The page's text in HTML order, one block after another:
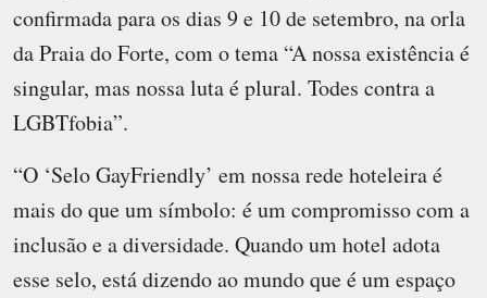
confirmada para os dias 9 e 10 de setembro, na orla
da Praia do Forte, com o tema “A nossa existência é
singular, mas nossa luta é plural. Todes contra a
LGBTfobia”.
“O ‘Selo GayFriendly’ em nossa rede hoteleira é
mais do que um símbolo: é um compromisso com a
inclusão e a diversidade. Quando um hotel adota
esse selo, está dizendo ao mundo que é um espaço